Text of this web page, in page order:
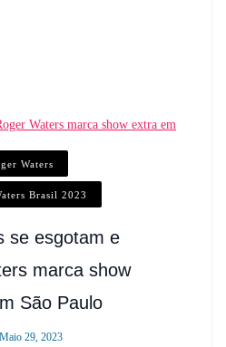
Waters
Brasil 2023
se esgotam e
marca show
São Paulo
Maio 29, 2023